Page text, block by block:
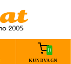
0
KUNDVAGN